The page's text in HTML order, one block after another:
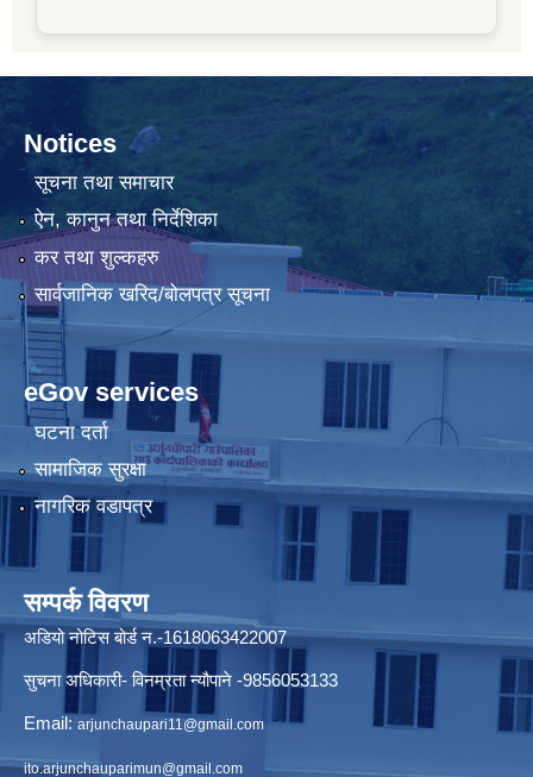
Notices
सूचना तथा समाचार
ऐन, कानुन तथा निर्देशिका
कर तथा शुल्कहरु
सार्वजानिक खरिद/बोलपत्र सूचना
eGov services
घटना दर्ता
सामाजिक सुरक्षा
नागरिक वडापत्र
सम्पर्क विवरण
अडियो नोटिस बोर्ड न.-1618063422007
सुचना अधिकारी- विनम्रता न्यौपाने -9856053133
Email: arjunchaupari11@gmail.com
ito.arjunchauparimun@gmail.com